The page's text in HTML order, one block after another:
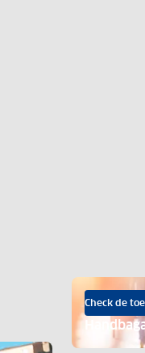
Check de